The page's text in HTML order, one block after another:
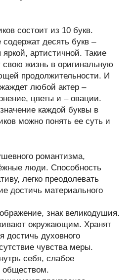
состоит из 10 букв.
десять букв –
яркой, артистичной. Такие
жизнь в оригинальную
продолжительности. И
любой актер –
цветы и – овации.
каждой буквы в
можно понять ее суть и
романтизма,
люди. Способность
легко преодолевать
достичь материального
знак великодушия.
окружающим. Хранят
достичь духовного
чувства меры.
себя, слабое
обществом.